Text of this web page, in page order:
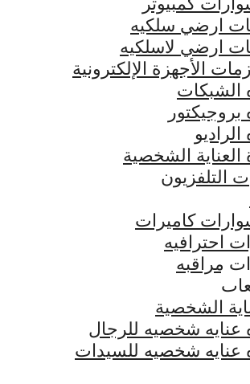
ارضي سلكيه
ارضي لاسلكيه
الأجهزة الإلكترونية
الشبكات
بروجيكتور
الراديو
العناية الشخصية
التلفزيون
كاميرات
احترافيه
مراقبه
الشخصية
عنايه شخصيه للرجال
عنايه شخصيه للسيدات